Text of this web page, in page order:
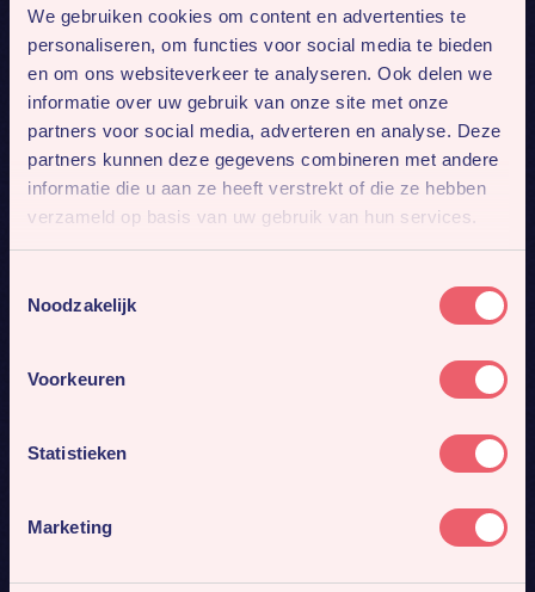
We gebruiken cookies om content en advertenties te
personaliseren, om functies voor social media te bieden
en om ons websiteverkeer te analyseren. Ook delen we
informatie over uw gebruik van onze site met onze
partners voor social media, adverteren en analyse. Deze
partners kunnen deze gegevens combineren met andere
informatie die u aan ze heeft verstrekt of die ze hebben
verzameld op basis van uw gebruik van hun services.
Noodzakelijk
Voorkeuren
Statistieken
Marketing